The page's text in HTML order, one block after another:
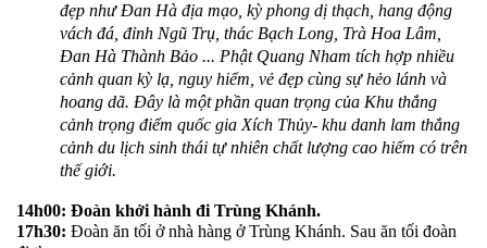
đẹp như Đan Hà địa mạo, kỳ phong dị thạch, hang động
vách đá, đỉnh Ngũ Trụ, thác Bạch Long, Trà Hoa Lâm,
Đan Hà Thành Bảo ... Phật Quang Nham tích hợp nhiều
cảnh quan kỳ lạ, nguy hiểm, vẻ đẹp cùng sự hẻo lánh và
hoang dã. Đây là một phần quan trọng của Khu thắng
cảnh trọng điểm quốc gia Xích Thủy- khu danh lam thắng
cảnh du lịch sinh thái tự nhiên chất lượng cao hiếm có trên
thế giới.
14h00: Đoàn khởi hành đi Trùng Khánh.
17h30: Đoàn ăn tối ở nhà hàng ở Trùng Khánh. Sau ăn tối đoàn